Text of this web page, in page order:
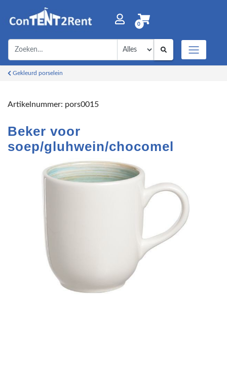
0
Gekleurd porselein
Artikelnummer: pors0015
Beker voor
soep/gluhwein/chocomel